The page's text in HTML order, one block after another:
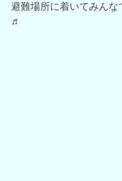
避難場所に着いてみんな
♬